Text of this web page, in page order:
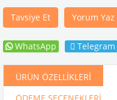
Tavsiye Et Yorum Yaz
WhatsApp Telegram
ÜRÜN ÖZELLIKLERI